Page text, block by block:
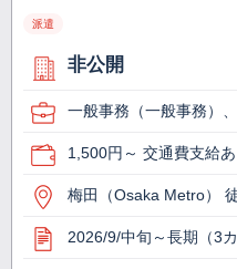
派遣
非公開
一般事務（一般事務）
1,500円～ 交通費支給あ
梅田（Osaka Metro）
2026/9/中旬～長期（3カ